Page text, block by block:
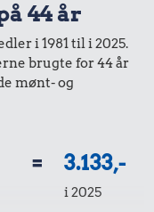
44 år
i 1981 til i 2025.
brugte for 44 år
mønt- og
= 3.133,-
i 2025